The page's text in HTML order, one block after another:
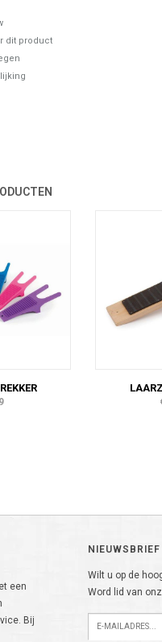
dit product
een
Bij
NIEUWSBRIEF
Wilt u op de
Word lid van